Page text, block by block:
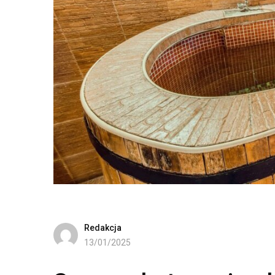
Redakcja
13/01/2025